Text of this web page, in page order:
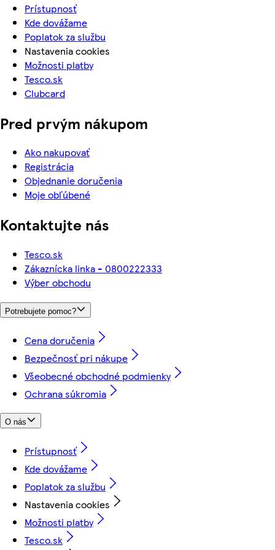
Prístupnosť
Kde dovážame
Poplatok za službu
Nastavenia cookies
Možnosti platby
Tesco.sk
Clubcard
Pred prvým nákupom
Ako nakupovať
Registrácia
Objednanie doručenia
Moje obľúbené
Kontaktujte nás
Tesco.sk
Zákaznícka linka - 0800222333
Výber obchodu
Potrebujete pomoc?
Cena doručenia
Bezpečnosť pri nákupe
Všeobecné obchodné podmienky
Ochrana súkromia
O nás
Prístupnosť
Kde dovážame
Poplatok za službu
Nastavenia cookies
Možnosti platby
Tesco.sk